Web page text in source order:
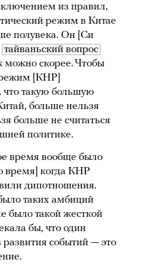
из правил,
режим в Китае
полувека. Он [Си
тайваньский вопрос
можно скорее. Чтобы
режим [КНР]
что такую большую
больше нельзя
больше не считаться
политике.
время вообще было
время] когда КНР
дипотношения.
таких амбиций
было такой жесткой
бы, что один
событий — это